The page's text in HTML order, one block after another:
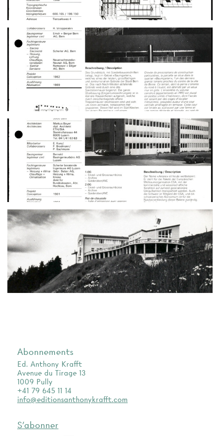
Abonnements
Ed. Anthony Krafft
Avenue du Tirage 13
1009 Pully
+41 79 645 11 14
info@editionsanthonykrafft.com
S'abonner